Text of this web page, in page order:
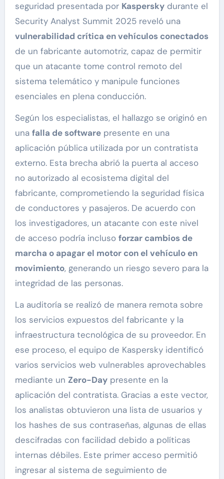
seguridad presentada por Kasperskydurante el
Security Analyst Summit 2025 reveló una
vulnerabilidad crítica en vehículos conectados
de un fabricante automotriz, capaz de permitir
que un atacante tome control remoto del
sistema telemático y manipule funciones
esenciales en plena conducción.
Según los especialistas, el hallazgo se originó en
una falla de softwarepresente en una
aplicación pública utilizada por un contratista
externo. Esta brecha abrió la puerta al acceso
no autorizado al ecosistema digital del
fabricante, comprometiendo la seguridad física
de conductores y pasajeros. De acuerdo con
los investigadores, un atacante con este nivel
de acceso podría incluso forzar cambios de
marcha o apagar el motor con el vehículo en
movimiento, generando un riesgo severo para la
integridad de las personas.
La auditoría se realizó de manera remota sobre
los servicios expuestos del fabricante y la
infraestructura tecnológica de su proveedor. En
ese proceso, el equipo de Kaspersky identificó
varios servicios web vulnerables aprovechables
mediante un Zero-Daypresente en la
aplicación del contratista. Gracias a este vector,
los analistas obtuvieron una lista de usuarios y
los hashes de sus contraseñas, algunas de ellas
descifradas con facilidad debido a políticas
internas débiles. Este primer acceso permitió
ingresar al sistema de seguimiento de